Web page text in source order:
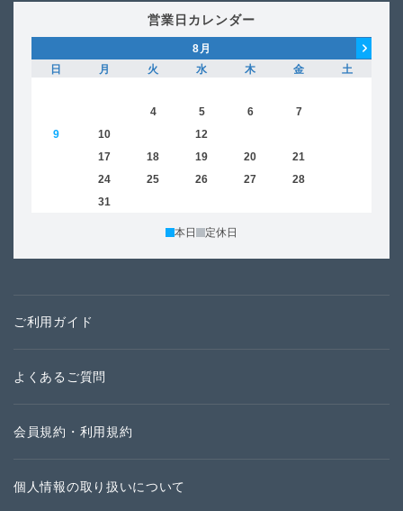
営業日カレンダー
8 月
日
月 火 水 木 金
土
4 5 6 7
9
10 12
17 18 19 20 21
24 25 26 27 28
31
本日 定休日
ご利用ガイド
よくあるご質問
会員規約・利用規約
個人情報の取り扱いについて